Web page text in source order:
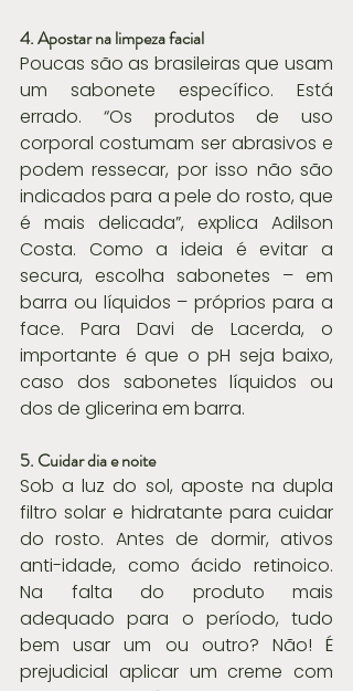
4. Apostar na limpeza facial
Poucas são as brasileiras que usam
um sabonete específico. Está
errado. “Os produtos de uso
corporal costumam ser abrasivos e
podem ressecar, por isso não são
indicados para a pele do rosto, que
é mais delicada”, explica Adilson
Costa. Como a ideia é evitar a
secura, escolha sabonetes – em
barra ou líquidos – próprios para a
face. Para Davi de Lacerda, o
importante é que o pH seja baixo,
caso dos sabonetes líquidos ou
dos de glicerina em barra.
5. Cuidar dia e noite
Sob a luz do sol, aposte na dupla
filtro solar e hidratante para cuidar
do rosto. Antes de dormir, ativos
anti-idade, como ácido retinoico.
Na falta do produto mais
adequado para o período, tudo
bem usar um ou outro? Não! É
prejudicial aplicar um creme com